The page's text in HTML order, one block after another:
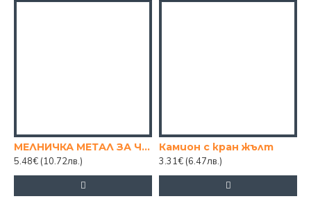
МЕЛНИЧКА МЕТАЛ ЗА ЧЕР. ПИПЕР, 11 СМ
5.48€ (10.72лв.)
Камион с кран жълт
3.31€ (6.47лв.)